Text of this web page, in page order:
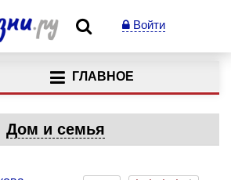
Войти
ГЛАВНОЕ
Дом и семья